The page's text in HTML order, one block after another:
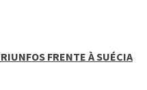
FRENTE À SUÉCIA